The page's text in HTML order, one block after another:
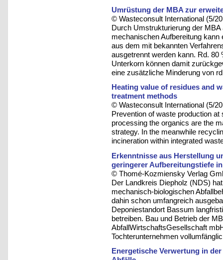
Umrüstung der MBA zur
© Wasteconsult International (5/
Durch Umstrukturierung der
mechanischen Aufbereitung
aus dem mit bekannten
ausgetrennt werden kann. Rd. 80
Unterkorn können damit
eine zusätzliche Minderung von
Heating value of residues and
treatment methods
© Wasteconsult International (5/
Prevention of waste production
processing the organics are the
strategy. In the meanwhile
incineration within integrated
Erkenntnisse aus Herstellung
geringerer Aufbereitungstiefe
© Thomé-Kozmiensky Verlag
Der Landkreis Diepholz (NDS)
mechanisch-biologischen
dahin schon umfangreich
Deponiestandort Bassum
betreiben. Bau und Betrieb der
AbfallWirtschaftsGesellschaft
Tochterunternehmen
Energetische Verwertung in